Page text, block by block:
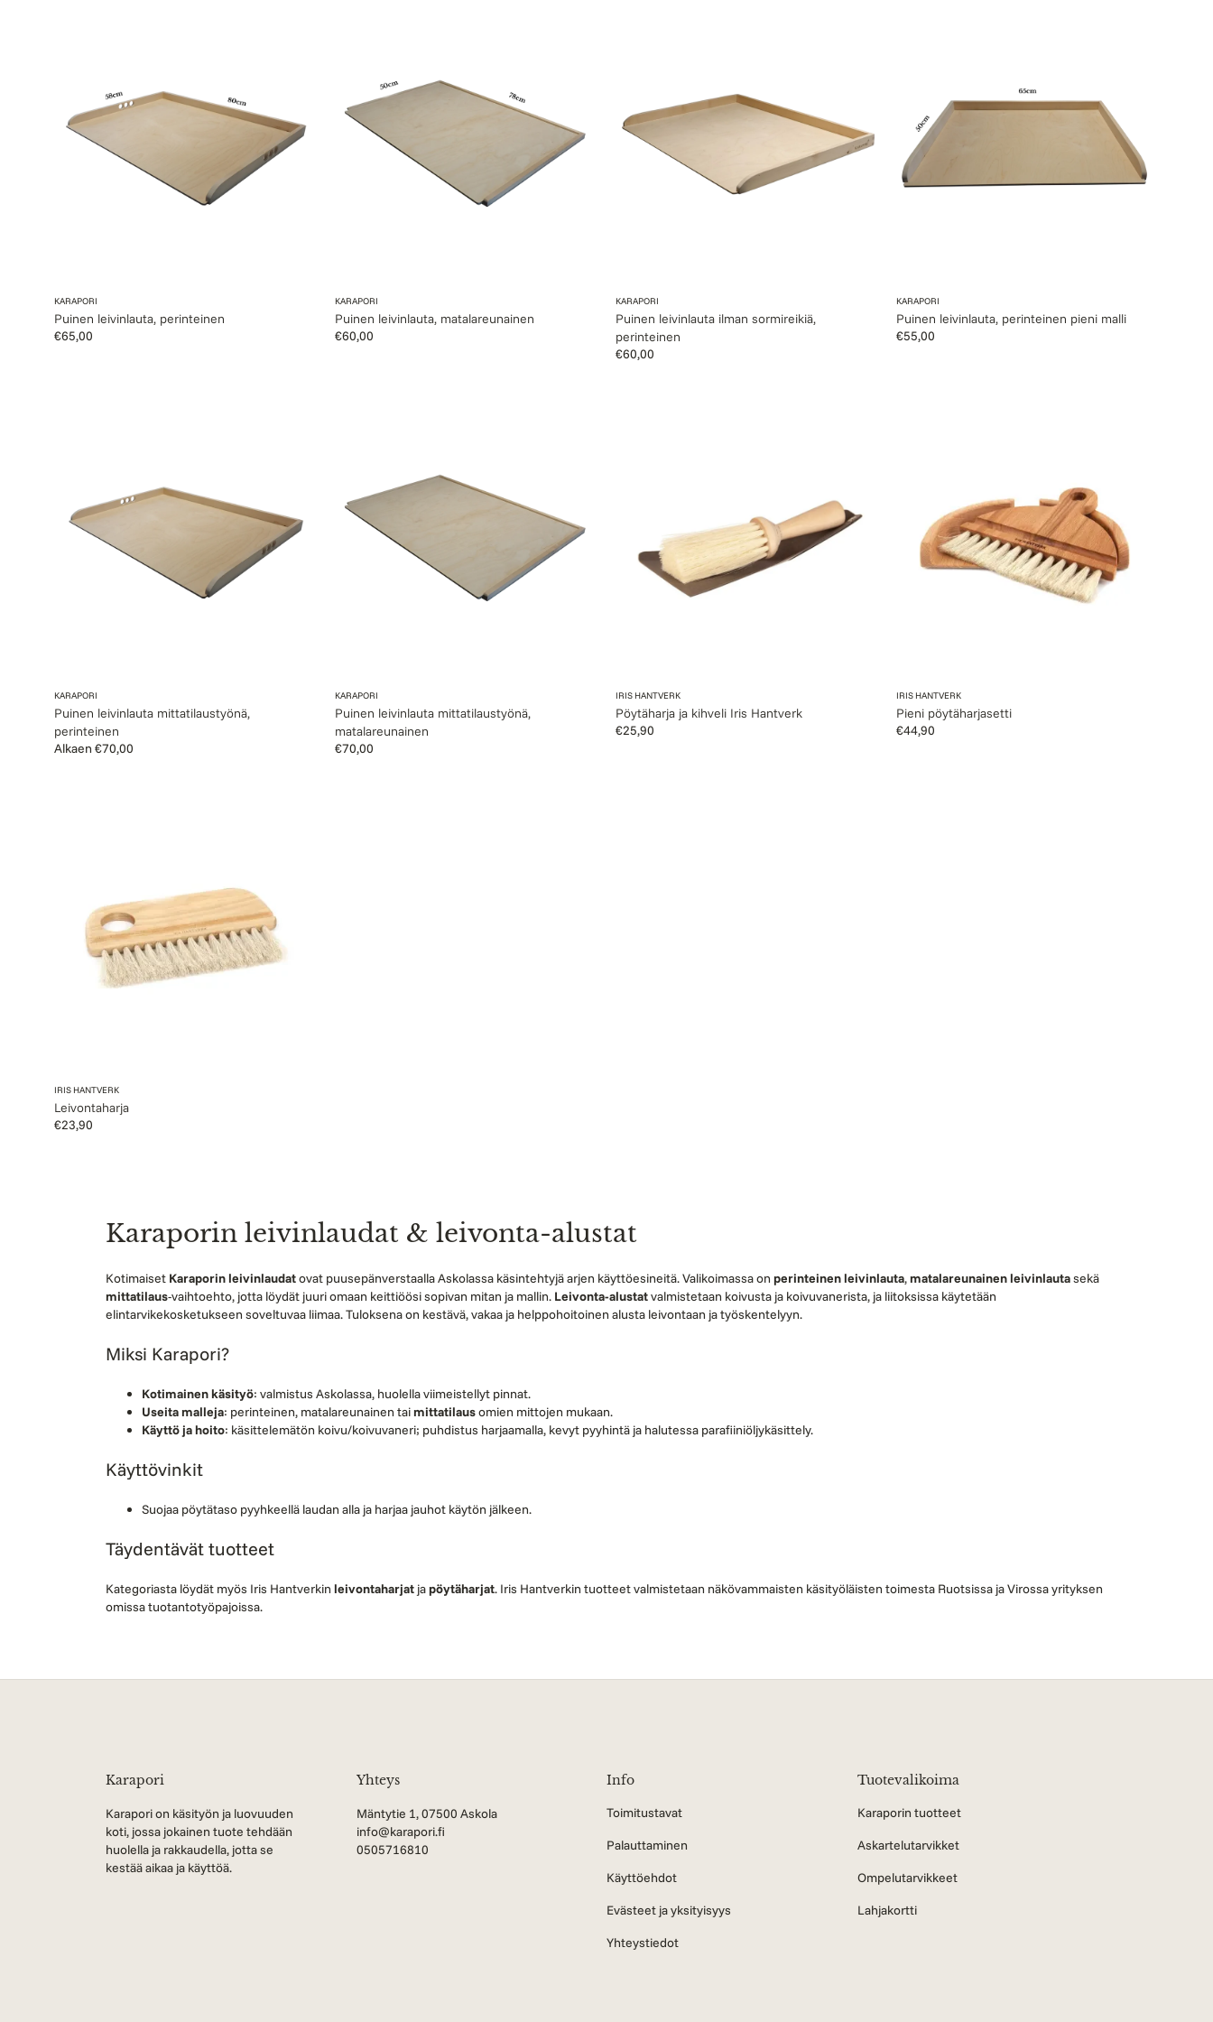
Myyjä:
KARAPORI
Puinen leivinlauta, perinteinen
Normaalihinta
€65,00
Myyjä:
KARAPORI
Puinen leivinlauta, matalareunainen
Normaalihinta
€60,00
Myyjä:
KARAPORI
Puinen leivinlauta ilman sormireikiä,
perinteinen
Normaalihinta
€60,00
Myyjä:
KARAPORI
Puinen leivinlauta, perinteinen pieni malli
Normaalihinta
€55,00
Myyjä:
KARAPORI
Puinen leivinlauta mittatilaustyönä,
perinteinen
Normaalihinta
Alkaen €70,00
Myyjä:
KARAPORI
Puinen leivinlauta mittatilaustyönä,
matalareunainen
Normaalihinta
€70,00
Myyjä:
IRIS HANTVERK
Pöytäharja ja kihveli Iris Hantverk
Normaalihinta
€25,90
Myyjä:
IRIS HANTVERK
Pieni pöytäharjasetti
Normaalihinta
€44,90
Myyjä:
IRIS HANTVERK
Leivontaharja
Normaalihinta
€23,90
Karaporin leivinlaudat & leivonta-alustat
Kotimaiset Karaporin leivinlaudatovat puusepänverstaalla Askolassa käsintehtyjä arjen käyttöesineitä. Valikoimassa on perinteinen leivinlauta,matalareunainen leivinlautasekä
mittatilaus-vaihtoehto, jotta löydät juuri omaan keittiöösi sopivan mitan ja mallin. Leivonta-alustatvalmistetaan koivusta ja koivuvanerista, ja liitoksissa käytetään
elintarvikekosketukseen soveltuvaa liimaa. Tuloksena on kestävä, vakaa ja helppohoitoinen alusta leivontaan ja työskentelyyn.
Miksi Karapori?
Kotimainen käsityö: valmistus Askolassa, huolella viimeistellyt pinnat.
Useita malleja: perinteinen, matalareunainen taimittatilausomien mittojen mukaan.
Käyttö ja hoito: käsittelemätön koivu/koivuvaneri; puhdistus harjaamalla, kevyt pyyhintä ja halutessa parafiiniöljykäsittely.
Käyttövinkit
Suojaa pöytätaso pyyhkeellä laudan alla ja harjaa jauhot käytön jälkeen.
Täydentävät tuotteet
Kategoriasta löydät myös Iris Hantverkin leivontaharjat japöytäharjat. Iris Hantverkin tuotteet valmistetaan näkövammaisten käsityöläisten toimesta Ruotsissa ja Virossa yrityksen
omissa tuotantotyöpajoissa.
Karapori
Karapori on käsityön ja luovuuden
koti, jossa jokainen tuote tehdään
huolella ja rakkaudella, jotta se
kestää aikaa ja käyttöä.
Yhteys
Mäntytie 1, 07500 Askola
info@karapori.fi
0505716810
Info
Toimitustavat
Palauttaminen
Käyttöehdot
Evästeet ja yksityisyys
Yhteystiedot
Tuotevalikoima
Karaporin tuotteet
Askartelutarvikket
Ompelutarvikkeet
Lahjakortti